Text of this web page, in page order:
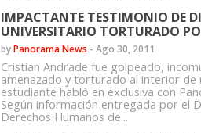
IMPACTANTE TESTIMONIO DE
UNIVERSITARIO TORTURADO
byPanorama News - Ago 30, 2011
Cristian Andrade fue golpeado,
amenazado y torturado al interior de
estudiante habló en exclusiva con
Según información entregada por el
Derechos Humanos de...